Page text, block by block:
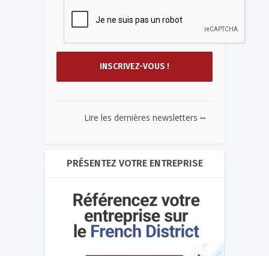
Lire les dernières newsletters ...
PRÉSENTEZ VOTRE ENTREPRISE